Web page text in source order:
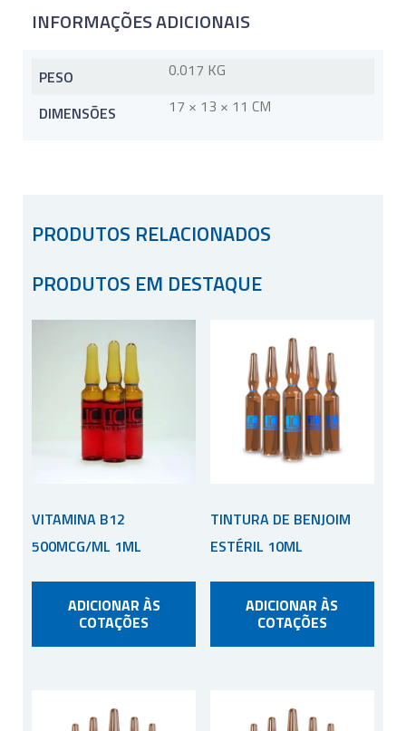
INFORMAÇÕES ADICIONAIS
PESO
0.017 KG
DIMENSÕES
17 × 13 × 11 CM
PRODUTOS RELACIONADOS
PRODUTOS EM DESTAQUE
VITAMINA B12
500MCG/ML 1ML
ADICIONAR ÀS
COTAÇÕES
TINTURA DE BENJOIM
ESTÉRIL 10ML
ADICIONAR ÀS
COTAÇÕES